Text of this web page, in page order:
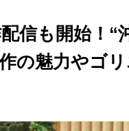
信も開始！“
の魅力やゴ